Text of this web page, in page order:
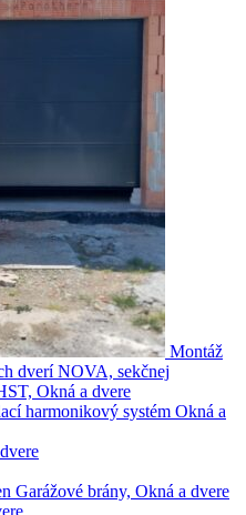
Montáž
dverí NOVA, sekčnej
Okná a dvere
harmonikový systém Okná a
Garážové brány, Okná a dvere